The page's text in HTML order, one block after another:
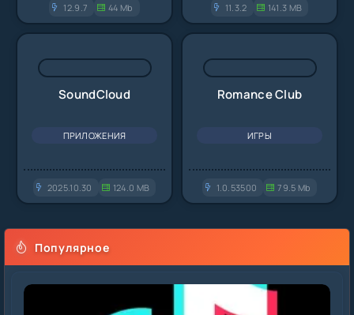
12.9.7 44 Mb 11.3.2 141.3 MB
SoundCloud
ПРИЛОЖЕНИЯ
2025.10.30 124.0 MB
Romance Club
ИГРЫ
1.0.53500 79.5 Mb
Популярное